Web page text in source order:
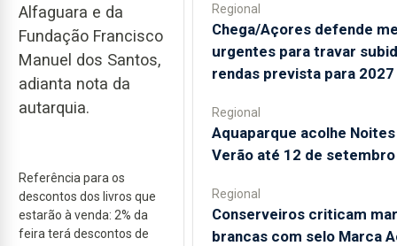
Alfaguara e da
Fundação Francisco
Manuel dos Santos,
adianta nota da
autarquia.
Referência para os
descontos dos livros que
estarão à venda: 2% da
feira terá descontos de
Regional
Chega/Açores defende
urgentes para travar
rendas prevista para 2027
Regional
Aquaparque acolhe
Verão até 12 de setembro
Regional
Conserveiros criticam
brancas com selo Marca